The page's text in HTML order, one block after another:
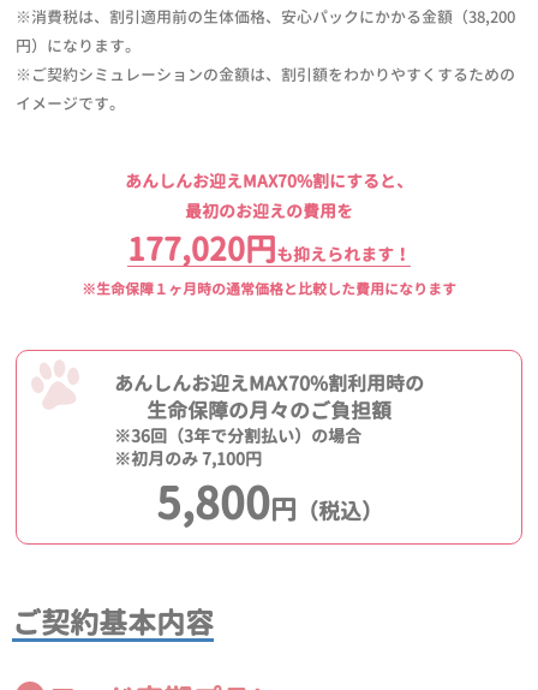
※消費税は、割引適用前の生体価格、安心パックにかかる金額（38,200
円）になります。
※ご契約シミュレーションの金額は、割引額をわかりやすくするための
イメージです。
あんしんお迎えMAX70%割にすると、
最初のお迎えの費用を
177,020円も抑えられます！
※生命保障１ヶ月時の通常価格と比較した費用になります
あんしんお迎えMAX70%割利用時の
生命保障の月々のご負担額
※36回（3年で分割払い）の場合
※初月のみ 7,100円
5,800円 （税込）
ご契約基本内容